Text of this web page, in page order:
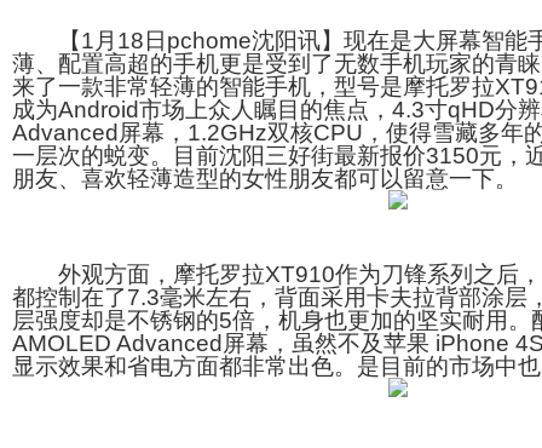
【1月18日pchome沈阳讯】现在是大屏幕智能
薄、配置高超的手机更是受到了无数手机玩家的青
来了一款非常轻薄的智能手机，型号是摩托罗拉
成为Android市场上众人瞩目的焦点，4.3寸qHD分
Advanced屏幕，1.2GHz双核CPU，使得雪藏多年
一层次的蜕变。目前沈阳三好街最新报价3150元，
朋友、喜欢轻薄造型的女性朋友都可以留意一下。
外观方面，摩托罗拉XT910作为刀锋系列之后，
都控制在了7.3毫米左右，背面采用卡夫拉背部涂层
层强度却是不锈钢的5倍，机身也更加的坚实耐用
AMOLED Advanced屏幕，虽然不及苹果 iPhone
显示效果和省电方面都非常出色。是目前的市场中